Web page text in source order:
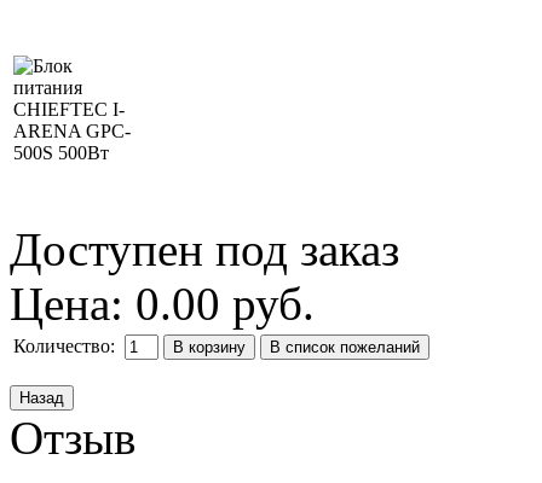
Доступен под заказ
Цена: 0.00 руб.
Количество:
Отзыв